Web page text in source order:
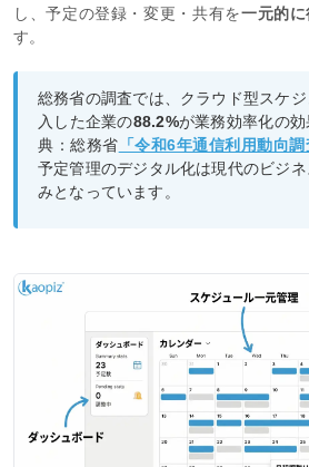
し、予定の登録・変更・共有を一元的に
す。
総務省の調査では、クラウド型スケ
入した企業の88.2%が業務効率化の
典：総務省 「令和6年通信利用動向調
予定管理のデジタル化は現代のビジ
みとなっています。